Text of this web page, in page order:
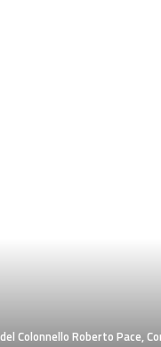
Colonnello Roberto Pace,